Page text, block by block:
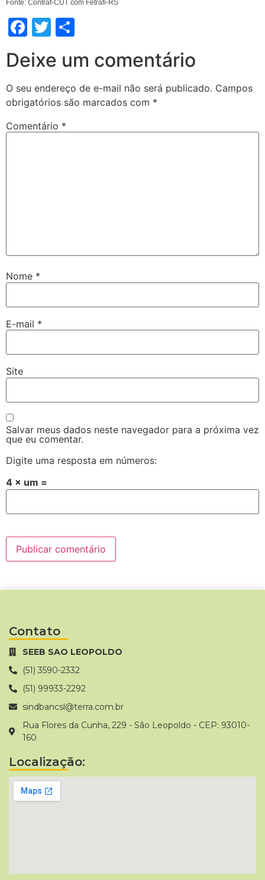
Fonte: Contraf-CUT com Fetrafi-RS
Facebook
Twitter
Deixe um comentário
O seu endereço de e-mail não será publicado. Campos
obrigatórios são marcados com *
Comentário *
Nome *
E-mail *
Site
Salvar meus dados neste navegador para a próxima vez
que eu comentar.
Digite uma resposta em números:
4 × um =
Contato
SEEB SAO LEOPOLDO
(51) 3590-2332
(51) 99933-2292
sindbancsl@terra.com.br
Rua Flores da Cunha, 229 - São Leopoldo - CEP: 93010-
160
Localização: